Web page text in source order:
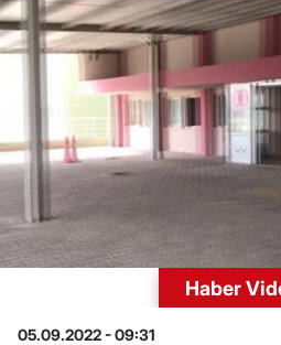
Haber
05.09.2022 - 09:31